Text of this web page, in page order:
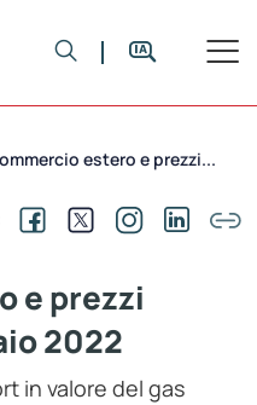
estero e prezzi...
e prezzi
2022
in valore del gas